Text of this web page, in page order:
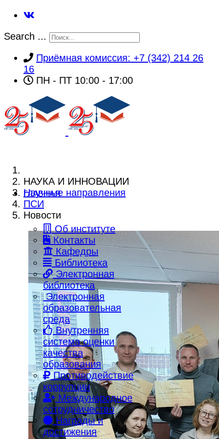
Search ...
Приёмная комиссия: +7 (342) 214 26
16
ПН - ПТ 10:00 - 17:00
ГЛАВНАЯ
Об институте
Контакты
Кафедры
Библиотека
Электронная
библиотека
Электронная
образовательная
среда
Внутренняя
система оценки
качества
образования
Противодействие
коррупции
Международное
сотрудничество
Награды и
достижения
НАУКА И ИННОВАЦИИ
Научные направления
ПСИ
Новости